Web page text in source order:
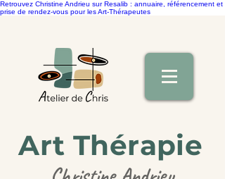
Retrouvez Christine Andrieu sur Resalib : annuaire, référencement et
prise de rendez-vous pour les Art-Thérapeutes
Art Thérapie